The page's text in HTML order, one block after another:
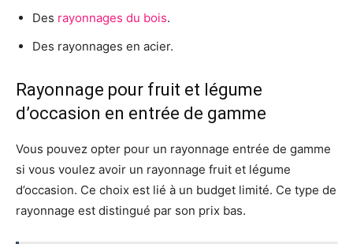
Des rayonnages du bois.
Des rayonnages en acier.
Rayonnage pour fruit et légume
d’occasion en entrée de gamme
Vous pouvez opter pour un rayonnage entrée de gamme
si vous voulez avoir un rayonnage fruit et légume
d’occasion. Ce choix est lié à un budget limité. Ce type de
rayonnage est distingué par son prix bas.